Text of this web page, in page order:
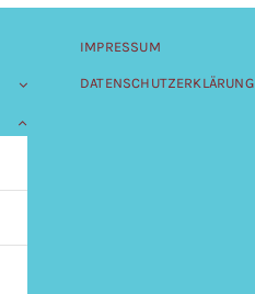
IMPRESSUM
DATENSCHUTZERKLÄRUNG